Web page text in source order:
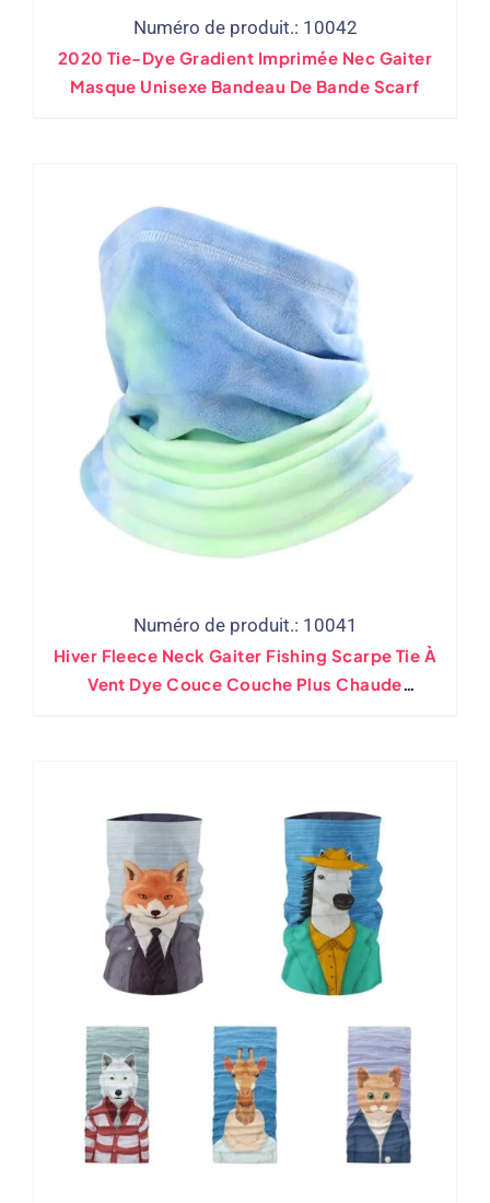
Numéro de produit.: 10042
2020 Tie-Dye Gradient Imprimée Nec Gaiter
Masque Unisexe Bandeau De Bande Scarf
Numéro de produit.: 10041
Hiver Fleece Neck Gaiter Fishing Scarpe Tie À
Vent Dye Couce Couche Plus Chaude